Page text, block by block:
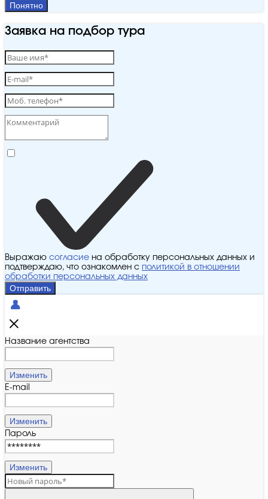
Понятно
Заявка на подбор тура
Выражаю согласие на обработку персональных данных и
подтверждаю, что ознакомлен с политикой в отношении
обработки персональных данных
Отправить
Название агентства
Изменить
E-mail
Изменить
Пароль
Изменить